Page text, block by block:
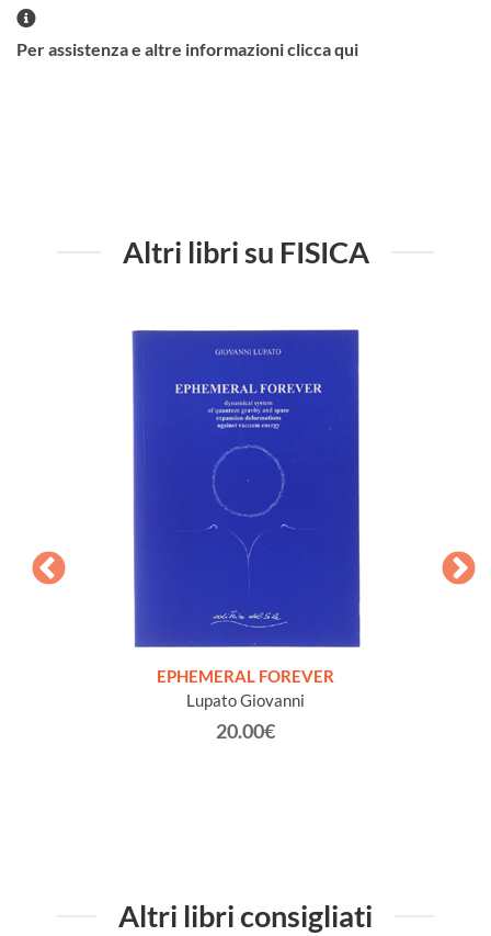
Per assistenza e altre informazioni clicca qui
Altri libri su FISICA
EPHEMERAL FOREVER
Lupato Giovanni
20.00€
Altri libri consigliati